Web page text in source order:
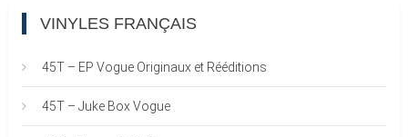
VINYLES FRANÇAIS
45T – EP Vogue Originaux et Rééditions
45T – Juke Box Vogue